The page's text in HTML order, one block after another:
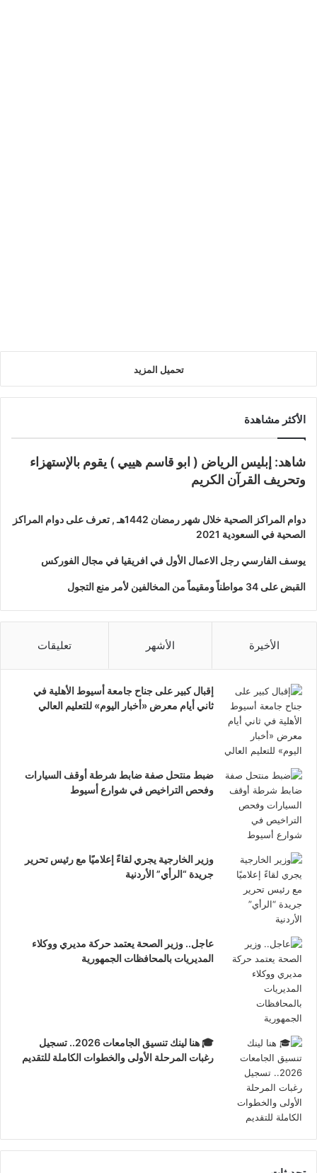
تحميل المزيد
الأكثر مشاهدة
شاهد: إبليس الرياض ( ابو قاسم هييي ) يقوم بالإستهزاء
وتحريف القرآن الكريم
دوام المراكز الصحية خلال شهر رمضان 1442هـ , تعرف على دوام المراكز
الصحية في السعودية 2021
يوسف الفارسي رجل الاعمال الأول في افريقيا في مجال الفوركس
القبض على 34 مواطناً ومقيماً من المخالفين لأمر منع التجول
الأخيرة الأشهر تعليقات
إقبال كبير على جناح جامعة أسيوط الأهلية في
ثاني أيام معرض «أخبار اليوم» للتعليم العالي
ضبط منتحل صفة ضابط شرطة أوقف السيارات
وفحص التراخيص في شوارع أسيوط
وزير الخارجية يجري لقاءً إعلاميًا مع رئيس تحرير
جريدة “الرأي” الأردنية
عاجل.. وزير الصحة يعتمد حركة مديري ووكلاء
المديريات بالمحافظات الجمهورية
🎓 هنا لينك تنسيق الجامعات 2026.. تسجيل
رغبات المرحلة الأولى والخطوات الكاملة للتقديم